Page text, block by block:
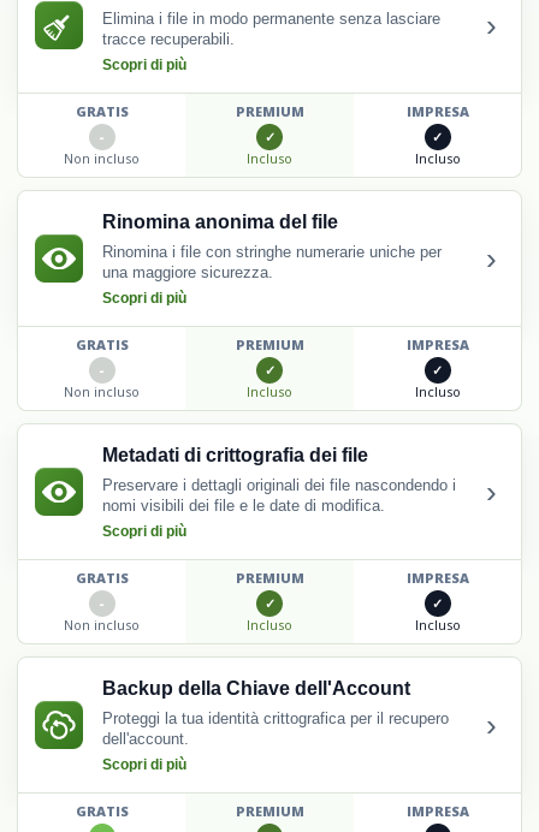
Elimina i file in modo permanente senza lasciare
tracce recuperabili.
Scopri di più
›
GRATIS
Non incluso
PREMIUM
Incluso
IMPRESA
Incluso
Rinomina anonima del file
Rinomina i file con stringhe numerarie uniche per
una maggiore sicurezza.
Scopri di più
›
GRATIS
Non incluso
PREMIUM
Incluso
IMPRESA
Incluso
Metadati di crittografia dei file
Preservare i dettagli originali dei file nascondendo i
nomi visibili dei file e le date di modifica.
Scopri di più
›
GRATIS
Non incluso
PREMIUM
Incluso
IMPRESA
Incluso
Backup della Chiave dell'Account
Proteggi la tua identità crittografica per il recupero
dell'account.
Scopri di più
›
GRATIS PREMIUM IMPRESA